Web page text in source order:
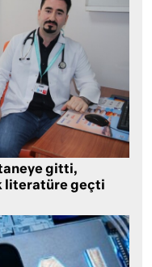
gitti,
literatüre geçti